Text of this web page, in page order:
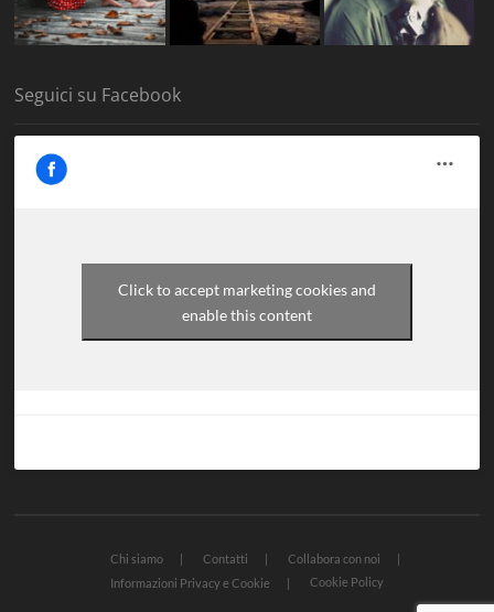
Seguici su Facebook
Click to accept marketing cookies and
enable this content
Chi siamo Contatti
Collabora con noi
Informazioni Privacy e Cookie
Cookie Policy